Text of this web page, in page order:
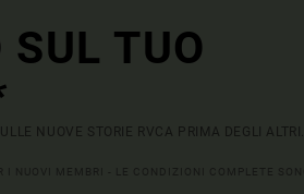
SUL TUO
NUOVE STORIE RVCA PRIMA DEGLI ALTRI.